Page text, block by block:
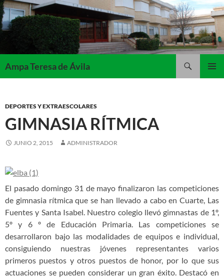
Saltar
al
contenido
Ampa Teresa de Ávila
DEPORTES Y EXTRAESCOLARES
GIMNASIA RÍTMICA
JUNIO 2, 2015 ADMINISTRADOR
El pasado domingo 31 de mayo finalizaron las competiciones
de gimnasia rítmica que se han llevado a cabo en Cuarte, Las
Fuentes y Santa Isabel. Nuestro colegio llevó gimnastas de 1º,
5º y 6 º de Educación Primaria. Las competiciones se
desarrollaron bajo las modalidades de equipos e individual,
consiguiendo nuestras jóvenes representantes varios
primeros puestos y otros puestos de honor, por lo que sus
actuaciones se pueden considerar un gran éxito. Destacó en